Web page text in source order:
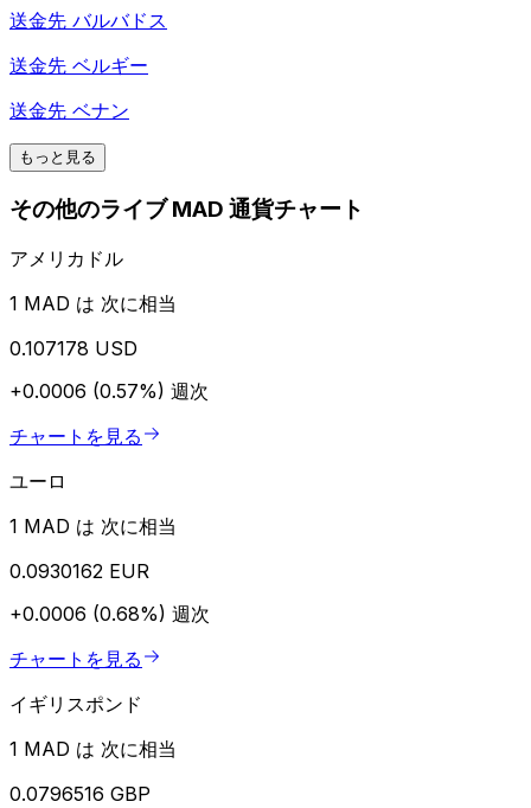
送金先 バルバドス
送金先 ベルギー
送金先 ベナン
もっと見る
その他のライブ MAD 通貨チャート
アメリカドル
1 MAD は 次に相当
0.107178 USD
+0.0006 (0.57%) 週次
チャートを見る
ユーロ
1 MAD は 次に相当
0.0930162 EUR
+0.0006 (0.68%) 週次
チャートを見る
イギリスポンド
1 MAD は 次に相当
0.0796516 GBP